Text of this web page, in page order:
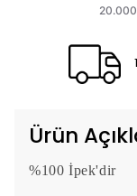
Ürün
%100 İpek'dir